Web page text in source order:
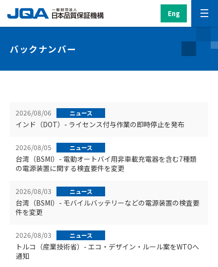
Eng
バックナンバー
2026/08/06 ニュース
インド（DOT）- ライセンス付与作業の即時停止を発布
2026/08/05 ニュース
台湾（BSMI）- 電動オートバイ用非車載充電器を含む7種類
の電源装置に関する検査要件を変更
2026/08/03 ニュース
台湾（BSMI）- モバイルバッテリーなどの電源装置の検査要
件を変更
2026/08/03 ニュース
トルコ（産業技術省）- エコ・デザイン・ルール案をWTOへ
通知